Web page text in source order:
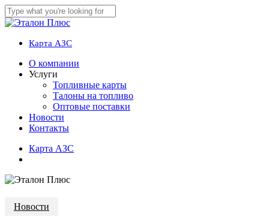
Skip
to
content
Close
Карта АЗС
account
Menu
О компании
Услуги
Топливные карты
Талоны на топливо
Оптовые поставки
Новости
Контакты
Карта АЗС
Новости